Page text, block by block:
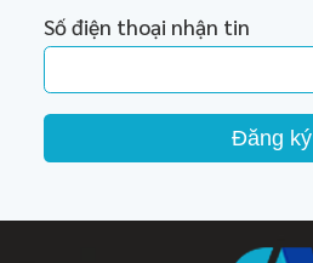
Số điện thoại nhận tin
Đăng ký